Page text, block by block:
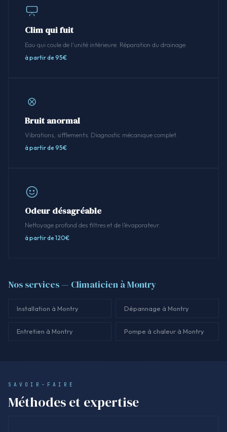
Clim qui fuit
Eau qui coule de l'unité intérieure. Réparation du drainage.
à partir de 95€
Bruit anormal
Vibrations, sifflements. Diagnostic mécanique complet.
à partir de 95€
Odeur désagréable
Nettoyage profond des filtres et de l'évaporateur.
à partir de 120€
Nos services — Climaticien à Montry
Installation à Montry Dépannage à Montry
Entretien à Montry Pompe à chaleur à Montry
SAVOIR-FAIRE
Méthodes et expertise